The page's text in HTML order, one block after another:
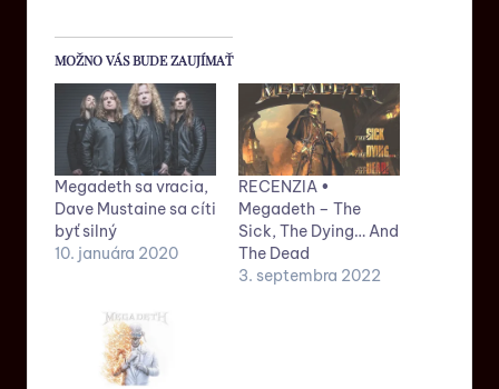
MOŽNO VÁS BUDE ZAUJÍMAŤ
Megadeth sa vracia,
Dave Mustaine sa cíti
byť silný
10. januára 2020
RECENZIA •
Megadeth – The
Sick, The Dying… And
The Dead
3. septembra 2022